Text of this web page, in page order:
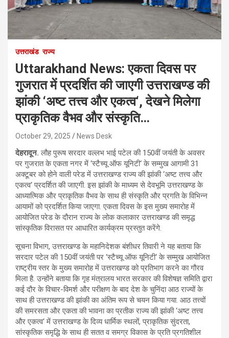
उत्तराखंड राज्य
Uttarakhand News: एकता दिवस पर
गुजरात में प्रदर्शित की जाएगी उत्तराखण्ड की
झांकी ‘अष्ट तत्त्व और एकत्व‘, देखने मिलेगा
प्राकृतिक वैभव और संस्कृति…
October 29, 2025 News Desk
देहरादून.लौह पुरूष सरदार वल्लभ भाई पटेल की 150वीं जयंती के अवसर
पर गुजरात के एकता नगर में ‘स्टैच्यू ऑफ यूनिटी‘ के सम्मुख आगामी 31
अक्टूबर को होने वाली परेड में उत्तराखण्ड राज्य की झांकी ‘अष्ट तत्त्व और
एकत्व‘ प्रदर्शित की जाएगी. इस झांकी के माध्यम से देवभूमि उत्तराखण्ड के
आध्यात्मिक और प्राकृतिक वैभव के साथ ही संस्कृति और प्रगति के विभिन्न
आयामों को प्रदर्शित किया जाएगा. एकता दिवस के इस मुख्य समारोह में
आयोजित परेड के दौरान राज्य के लोक कलाकार उत्तराखण्ड की समृद्ध
सांस्कृतिक विरासत पर आधारित कार्यक्रम प्रस्तुत करेंगे.
सूचना विभाग, उत्तराखण्ड के महानिदेशक बंशीधर तिवारी ने यह बताया कि
सरदार पटेल की 150वीं जयंती पर ‘स्टैच्यू ऑफ यूनिटी‘ के सम्मुख आयोजित
राष्ट्रीय स्तर के मुख्य समारोह में उत्तराखण्ड को प्रतिभाग करने का गौरव
मिला है. उन्होंने बताया कि गृह मंत्रालय भारत सरकार की विशेषज्ञ समिति द्वारा
कई दौर के विचार-विमर्श और परीक्षण के बाद देश के चुनिंदा आठ राज्यों के
साथ ही उत्तराखण्ड की झांकी का अंतिम रूप से चयन किया गया. आठ तत्त्वों
की समरसता और एकता की भावना का प्रतीक राज्य की झांकी ‘अष्ट तत्त्व
और एकत्व‘ में उत्तराखण्ड के दिव्य धार्मिक स्थलों, प्राकृतिक सुंदरता,
सांस्कृतिक समृद्धि के साथ ही सतत व समग्र विकास के प्रति प्रगतिशील